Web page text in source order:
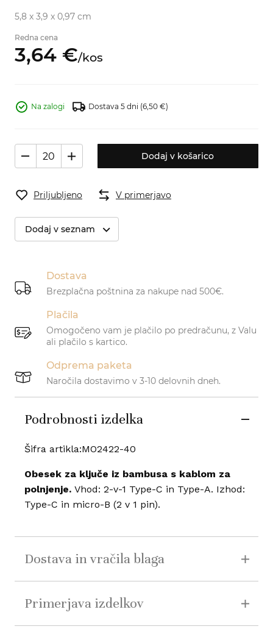
5,8 x 3,9 x 0,97 cm
Redna cena
3,64 €/kos
Na zalogi Dostava 5 dni (6,50 €)
Dodaj v košarico
Priljubljeno V primerjavo
Dodaj v seznam
Dostava
Brezplačna poštnina za nakupe nad 500€.
Plačila
Omogočeno vam je plačilo po predračunu, z Valu
ali plačilo s kartico.
Odprema paketa
Naročila dostavimo v 3-10 delovnih dneh.
Podrobnosti izdelka
Šifra artikla:MO2422-40
Obesek za ključe iz bambusa s kablom za
polnjenje. Vhod: 2-v-1 Type-C in Type-A. Izhod:
Type-C in micro-B (2 v 1 pin).
Dostava in vračila blaga
Primerjava izdelkov